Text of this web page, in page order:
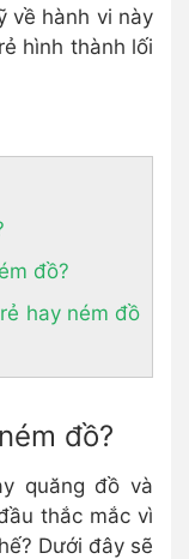
về hành vi này
hình thành lối
đồ?
hay ném đồ
đồ?
quăng đồ và
thắc mắc vì
Dưới đây sẽ